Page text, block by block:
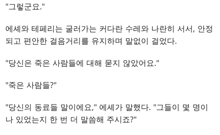
"그렇군요."
에셰와 테페리는 굴러가는 커다란 수레와 나란히 서서, 안정
되고 편안한 걸음거리를 유지하며 말없이 걸었다.
"당신은 죽은 사람들에 대해 묻지 않았어요."
"죽은 사람들?"
"당신의 동료들 말이에요," 에셰가 말했다. "그들이 몇 명이
나 있었는지 한 번 더 말씀해 주시죠?"